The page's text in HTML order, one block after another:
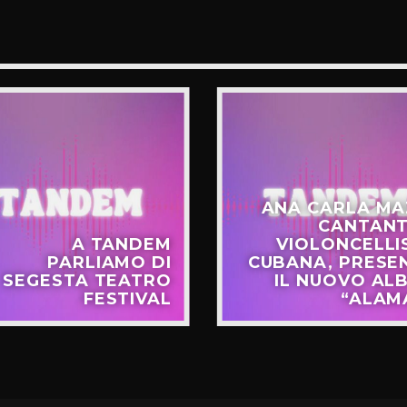
A TANDEM
PARLIAMO DI
SEGESTA TEATRO
FESTIVAL
ANA CARLA
CUBANA,
IL NUOVO